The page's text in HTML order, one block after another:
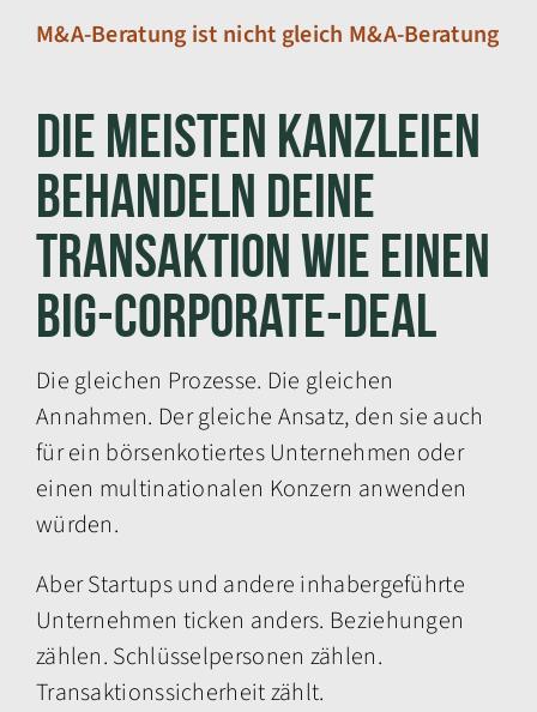
M&A-Beratung ist nicht gleich M&A-Beratung
Die meisten Kanzleien
behandeln deine
Transaktion wie einen
Big-Corporate-Deal
Die gleichen Prozesse. Die gleichen
Annahmen. Der gleiche Ansatz, den sie auch
für ein börsenkotiertes Unternehmen oder
einen multinationalen Konzern anwenden
würden.
Aber Startups und andere inhabergeführte
Unternehmen ticken anders. Beziehungen
zählen. Schlüsselpersonen zählen.
Transaktionssicherheit zählt.